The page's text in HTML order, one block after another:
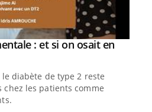
: et si on osait en
diabète de type 2 reste
les patients comme